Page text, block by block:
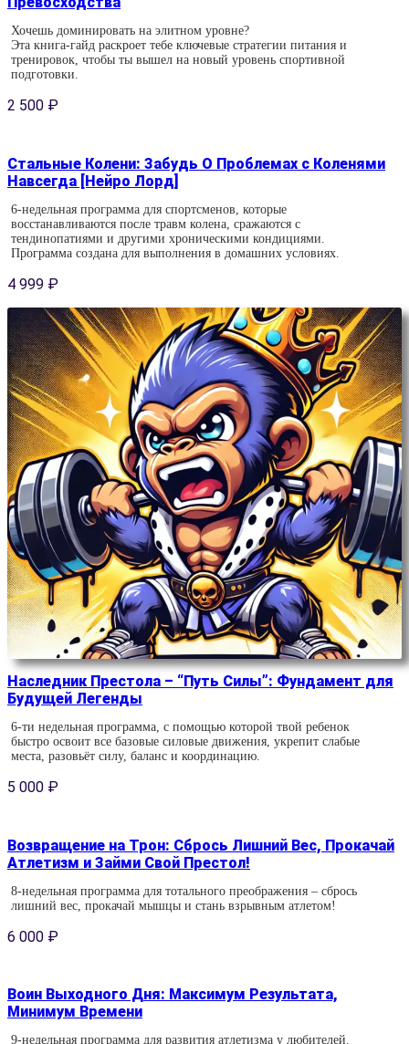
Хочешь доминировать на элитном уровне?
Эта книга-гайд раскроет тебе ключевые стратегии питания и
тренировок, чтобы ты вышел на новый уровень спортивной
подготовки.
2 500 ₽
Стальные Колени: Забудь О Проблемах с Коленями
Навсегда [Нейро Лорд]
6-недельная программа для спортсменов, которые
восстанавливаются после травм колена, сражаются с
тендинопатиями и другими хроническими кондициями.
Программа создана для выполнения в домашних условиях.
4 999 ₽
Наследник Престола – “Путь Силы”: Фундамент для
Будущей Легенды
6-ти недельная программа, с помощью которой твой ребенок
быстро освоит все базовые силовые движения, укрепит слабые
места, разовьёт силу, баланс и координацию.
5 000 ₽
Возвращение на Трон: Сбрось Лишний Вес, Прокачай
Атлетизм и Займи Свой Престол!
8-недельная программа для тотального преображения – сбрось
лишний вес, прокачай мышцы и стань взрывным атлетом!
6 000 ₽
Воин Выходного Дня: Максимум Результата,
Минимум Времени
9-недельная программа для развития атлетизма у любителей.